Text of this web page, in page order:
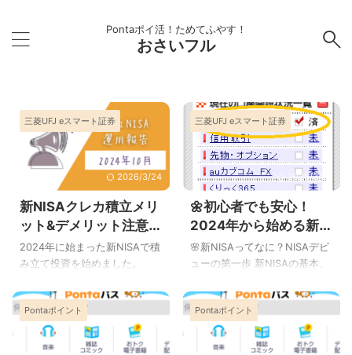
Pontaポイ活！ためてふやす！
おさいフル
三菱UFJ eスマート証券
2026/3/24
新NISAクレカ積立メリ
ット&デメリット注意点
三菱UFJ eスマート証券
(旧auカブコム証券)運
で
2024年に始まった新NISAで積
み立て投資を始めました。
ントリーを月2万円ずつ積み立
てています。(オールカントリ
ーははじめ1万円で途中から月
2万円積み立て) 今回は10か月
三菱UFJ eスマート証券
2026/3/24
🌼初心者でも安心！
2024年から始める新
NISAの6つのコツ
🌸新NISAってなに？NISAデビ
ューの第一歩 新NISAの基本、
証券 まずは新NISAの基本概要
についてです。 新NISAは日本
政府が提供する非課税の投資
制度です。この制度を利用す
Pontaポイント Pontaポイント